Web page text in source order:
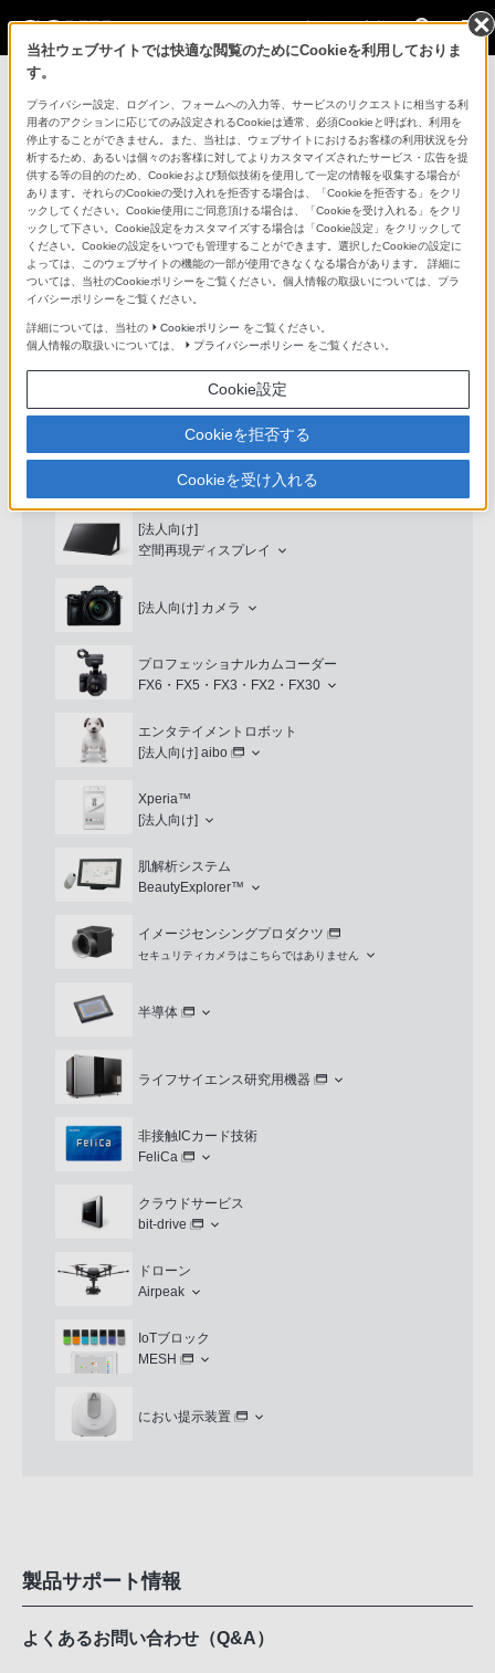
法人のお客様
コンスーマー製品に関するお問い合わせ
製品に関する重要なお知らせ
プロフェッショナル／業務用製品に関
するサポート・お問い合わせ
専用窓口のある業務用商品に関するお問い合わせ
以下の製品・サービスは専用窓口がございます。対象の
アイコンをクリックしてリンク先の窓口よりお問い合わ
業務用ディスプレイ・テレビ
[法人向け]ブラビア
[法人向け]
空間再現ディスプレイ
[法人向け] カメラ
プロフェッショナルカムコーダー
FX6・FX5・FX3・FX2・FX30
エンタテイメントロボット
[法人向け] aibo
Xperia™
[法人向け]
肌解析システム
BeautyExplorer™
イメージセンシングプロダクツ
セキュリティカメラはこちらではありません
半導体
ライフサイエンス研究用機器
非接触ICカード技術
FeliCa
クラウドサービス
bit-drive
ドローン
Airpeak
IoTブロック
MESH
におい提示装置
製品サポート情報
よくあるお問い合わせ（Q&A）
当社ウェブサイトでは快適な閲覧のためにCookieを利用しておりま
す。
プライバシー設定、ログイン、フォームへの入力等、サービスのリクエストに相当する利
用者のアクションに応じてのみ設定されるCookieは通常、必須Cookieと呼ばれ、利用を
停止することができません。また、当社は、ウェブサイトにおけるお客様の利用状況を分
析するため、あるいは個々のお客様に対してよりカスタマイズされたサービス・広告を提
供する等の目的のため、Cookieおよび類似技術を使用して一定の情報を収集する場合が
あります。それらのCookieの受け入れを拒否する場合は、「Cookieを拒否する」をクリ
ックしてください。Cookie使用にご同意頂ける場合は、「Cookieを受け入れる」をクリ
ックして下さい。Cookie設定をカスタマイズする場合は「Cookie設定」をクリックして
ください。Cookieの設定をいつでも管理することができます。選択したCookieの設定に
よっては、このウェブサイトの機能の一部が使用できなくなる場合があります。 詳細に
ついては、当社のCookieポリシーをご覧ください。個人情報の取扱いについては、プラ
イバシーポリシーをご覧ください。
詳細については、当社の Cookieポリシー をご覧ください。
個人情報の取扱いについては、
プライバシーポリシー をご覧ください。
Cookie設定
Cookieを拒否する
Cookieを受け入れる